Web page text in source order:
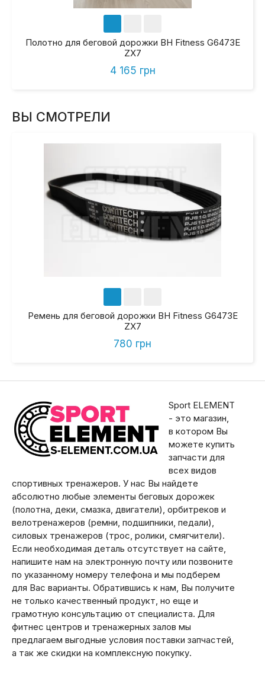
Полотно для беговой дорожки BH Fitness G6473E
ZX7
4 165 грн
ВЫ СМОТРЕЛИ
Ремень для беговой дорожки BH Fitness G6473E
ZX7
780 грн
Sport ELEMENT
- это магазин,
в котором Вы
можете купить
запчасти для
всех видов
спортивных тренажеров. У нас Вы найдете
абсолютно любые элементы беговых дорожек
(полотна, деки, смазка, двигатели), орбитреков и
велотренажеров (ремни, подшипники, педали),
силовых тренажеров (трос, ролики, смягчители).
Если необходимая деталь отсутствует на сайте,
напишите нам на электронную почту или позвоните
по указанному номеру телефона и мы подберем
для Вас варианты. Обратившись к нам, Вы получите
не только качественный продукт, но еще и
грамотную консультацию от специалиста. Для
фитнес центров и тренажерных залов мы
предлагаем выгодные условия поставки запчастей,
а так же скидки на комплексную покупку.